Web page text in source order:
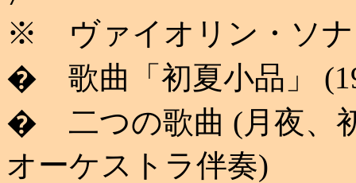
※ ヴァイオリン・ソナ
� 歌曲「初夏小品」
� 二つの歌曲 (月夜、
オーケストラ伴奏)